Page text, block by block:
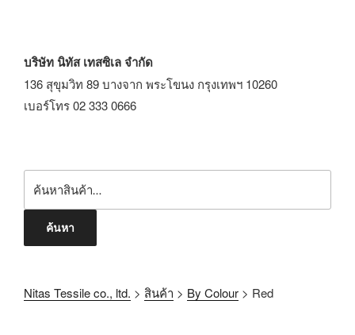
บริษัท นิทัส เทสซิเล จำกัด
136 สุขุมวิท 89 บางจาก พระโขนง กรุงเทพฯ 10260
เบอร์โทร 02 333 0666
ค้นหา
Nitas Tessile co., ltd. > สินค้า > By Colour > Red